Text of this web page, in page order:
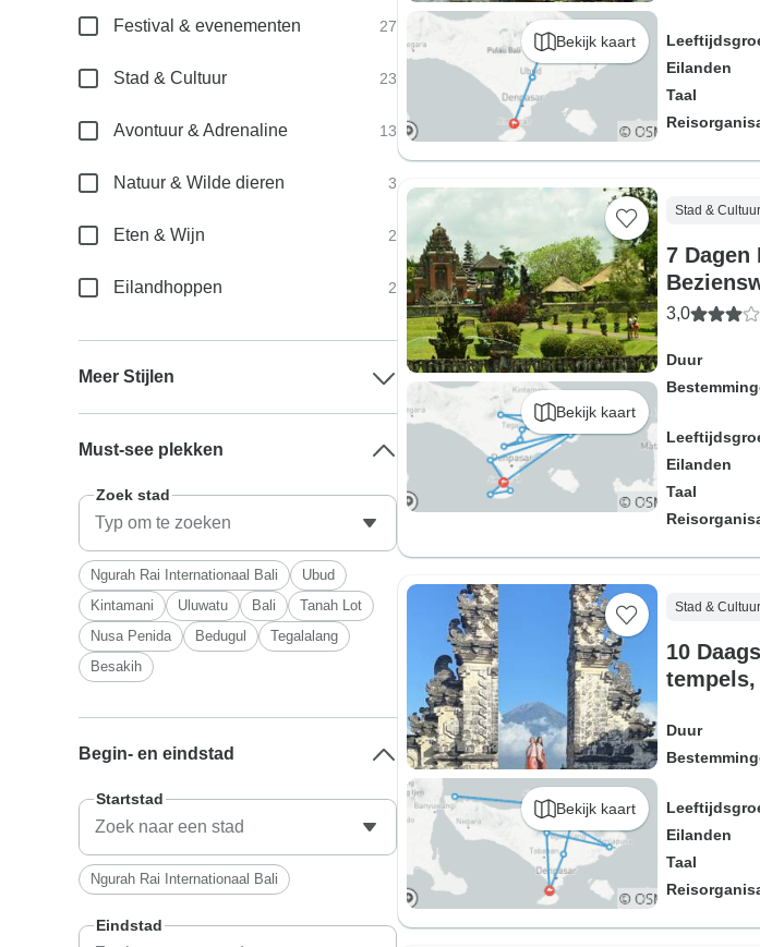
Bekijk kaart
Eilanden
Taal
Bekijk kaart
Stad & Cultuur
7 Dagen
3,0
Duur
Eilanden
Taal
Bekijk kaart
Stad & Cultuur
10
Duur
Eilanden
Taal
Festival & evenementen 27
Stad & Cultuur 23
Avontuur & Adrenaline 13
Natuur & Wilde dieren 3
Eten & Wijn 2
Eilandhoppen 2
Meer Stijlen
Must-see plekken
Zoek stad
Ngurah Rai Internationaal Bali
Ubud
Kintamani
Uluwatu Bali
Tanah Lot
Nusa Penida
Bedugul
Tegalalang
Besakih
Begin- en eindstad
Startstad
Ngurah Rai Internationaal Bali
Eindstad